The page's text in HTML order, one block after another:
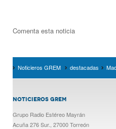
Comenta esta noticia
Noticieros GREM destacadas
NOTICIEROS GREM
Grupo Radio Estéreo Mayrán
Acuña 276 Sur., 27000 Torreón